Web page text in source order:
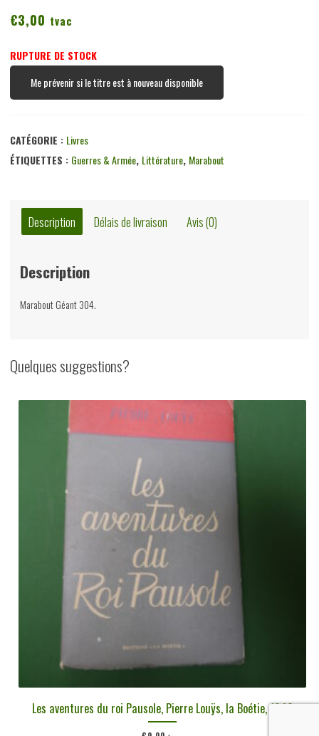
€3,00 tvac
RUPTURE DE STOCK
Me prévenir si le titre est à nouveau disponible
CATÉGORIE : Livres
ÉTIQUETTES : Guerres & Armée, Littérature, Marabout
Description Délais de livraison Avis (0)
Description
Marabout Géant 304.
Quelques suggestions?
Les aventures du roi Pausole, Pierre Louÿs, la Boétie, 1946